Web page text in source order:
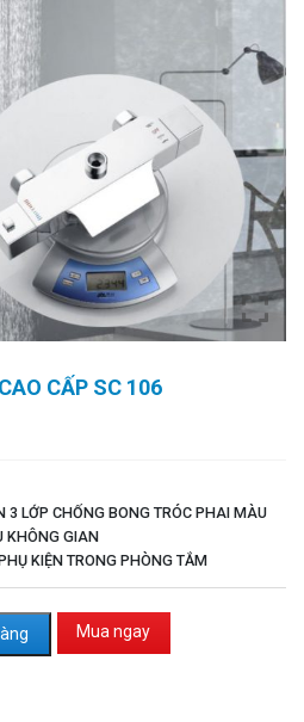
CẤP SC 106
3 LỚP CHỐNG BONG TRÓC PHAI MÀU
KHÔNG GIAN
KIỆN TRONG PHÒNG TẮM
Mua ngay